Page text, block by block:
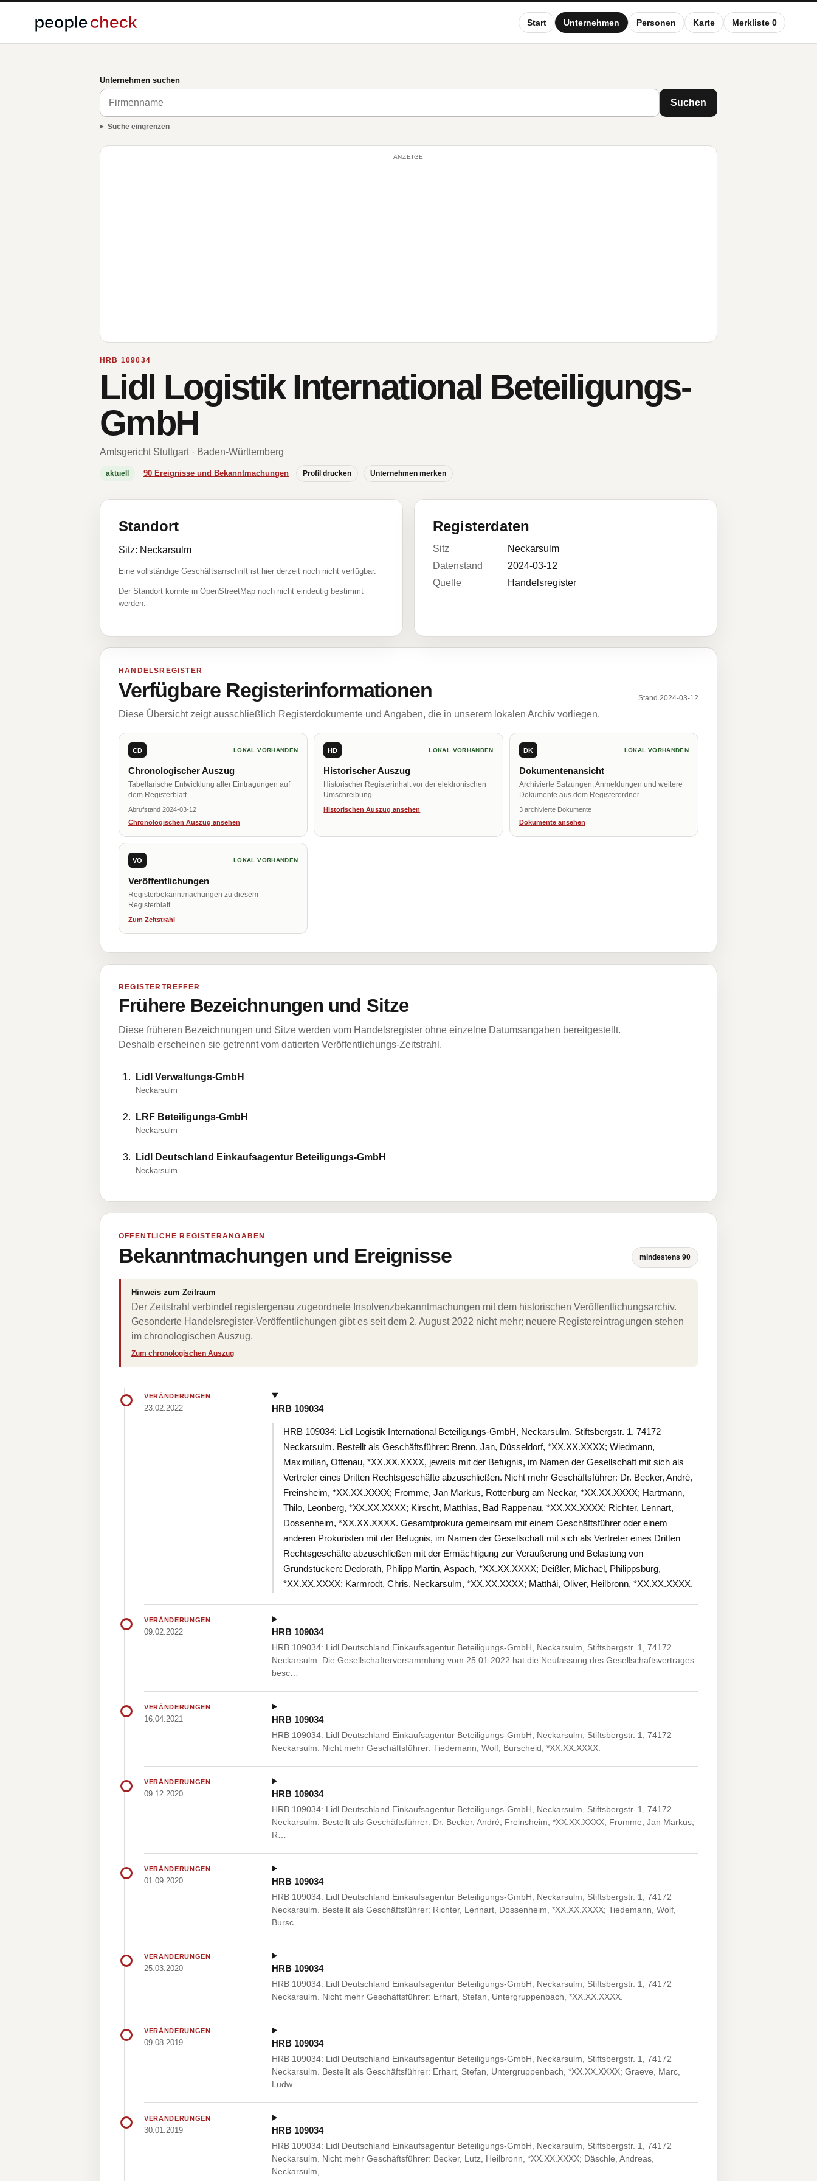
Start Unternehmen Personen Karte Merkliste 0
Unternehmen suchen
Suchen
Suche eingrenzen
ANZEIGE
HRB 109034
Lidl Logistik International Beteiligungs-
GmbH
Amtsgericht Stuttgart · Baden-Württemberg
aktuell 90 Ereignisse und Bekanntmachungen Profil drucken Unternehmen merken
Standort
Sitz: Neckarsulm
Eine vollständige Geschäftsanschrift ist hier derzeit noch nicht verfügbar.
Der Standort konnte in OpenStreetMap noch nicht eindeutig bestimmt
werden.
Registerdaten
Sitz
Neckarsulm
Datenstand
2024-03-12
Quelle
Handelsregister
HANDELSREGISTER
Verfügbare Registerinformationen Stand 2024-03-12
Diese Übersicht zeigt ausschließlich Registerdokumente und Angaben, die in unserem lokalen Archiv vorliegen.
CD LOKAL VORHANDEN
Chronologischer Auszug
Tabellarische Entwicklung aller Eintragungen auf
dem Registerblatt.
Abrufstand 2024-03-12
Chronologischen Auszug ansehen
HD LOKAL VORHANDEN
Historischer Auszug
Historischer Registerinhalt vor der elektronischen
Umschreibung.
Historischen Auszug ansehen
DK LOKAL VORHANDEN
Dokumentenansicht
Archivierte Satzungen, Anmeldungen und weitere
Dokumente aus dem Registerordner.
3 archivierte Dokumente
Dokumente ansehen
VÖ LOKAL VORHANDEN
Veröffentlichungen
Registerbekanntmachungen zu diesem
Registerblatt.
Zum Zeitstrahl
REGISTERTREFFER
Frühere Bezeichnungen und Sitze
Diese früheren Bezeichnungen und Sitze werden vom Handelsregister ohne einzelne Datumsangaben bereitgestellt.
Deshalb erscheinen sie getrennt vom datierten Veröffentlichungs-Zeitstrahl.
Lidl Verwaltungs-GmbH
Neckarsulm
LRF Beteiligungs-GmbH
Neckarsulm
Lidl Deutschland Einkaufsagentur Beteiligungs-GmbH
Neckarsulm
ÖFFENTLICHE REGISTERANGABEN
Bekanntmachungen und Ereignisse mindestens 90
Hinweis zum Zeitraum
Der Zeitstrahl verbindet registergenau zugeordnete Insolvenzbekanntmachungen mit dem historischen Veröffentlichungsarchiv.
Gesonderte Handelsregister-Veröffentlichungen gibt es seit dem 2. August 2022 nicht mehr; neuere Registereintragungen stehen
im chronologischen Auszug.
Zum chronologischen Auszug
VERÄNDERUNGEN
23.02.2022 HRB 109034
HRB 109034: Lidl Logistik International Beteiligungs-GmbH, Neckarsulm, Stiftsbergstr. 1, 74172
Neckarsulm. Bestellt als Geschäftsführer: Brenn, Jan, Düsseldorf, *XX.XX.XXXX; Wiedmann,
Maximilian, Offenau, *XX.XX.XXXX, jeweils mit der Befugnis, im Namen der Gesellschaft mit sich als
Vertreter eines Dritten Rechtsgeschäfte abzuschließen. Nicht mehr Geschäftsführer: Dr. Becker, André,
Freinsheim, *XX.XX.XXXX; Fromme, Jan Markus, Rottenburg am Neckar, *XX.XX.XXXX; Hartmann,
Thilo, Leonberg, *XX.XX.XXXX; Kirscht, Matthias, Bad Rappenau, *XX.XX.XXXX; Richter, Lennart,
Dossenheim, *XX.XX.XXXX. Gesamtprokura gemeinsam mit einem Geschäftsführer oder einem
anderen Prokuristen mit der Befugnis, im Namen der Gesellschaft mit sich als Vertreter eines Dritten
Rechtsgeschäfte abzuschließen mit der Ermächtigung zur Veräußerung und Belastung von
Grundstücken: Dedorath, Philipp Martin, Aspach, *XX.XX.XXXX; Deißler, Michael, Philippsburg,
*XX.XX.XXXX; Karmrodt, Chris, Neckarsulm, *XX.XX.XXXX; Matthäi, Oliver, Heilbronn, *XX.XX.XXXX.
VERÄNDERUNGEN
09.02.2022 HRB 109034
HRB 109034: Lidl Deutschland Einkaufsagentur Beteiligungs-GmbH, Neckarsulm, Stiftsbergstr. 1, 74172
Neckarsulm. Die Gesellschafterversammlung vom 25.01.2022 hat die Neufassung des Gesellschaftsvertrages
besc…
VERÄNDERUNGEN
16.04.2021 HRB 109034
HRB 109034: Lidl Deutschland Einkaufsagentur Beteiligungs-GmbH, Neckarsulm, Stiftsbergstr. 1, 74172
Neckarsulm. Nicht mehr Geschäftsführer: Tiedemann, Wolf, Burscheid, *XX.XX.XXXX.
VERÄNDERUNGEN
09.12.2020 HRB 109034
HRB 109034: Lidl Deutschland Einkaufsagentur Beteiligungs-GmbH, Neckarsulm, Stiftsbergstr. 1, 74172
Neckarsulm. Bestellt als Geschäftsführer: Dr. Becker, André, Freinsheim, *XX.XX.XXXX; Fromme, Jan Markus,
R…
VERÄNDERUNGEN
01.09.2020 HRB 109034
HRB 109034: Lidl Deutschland Einkaufsagentur Beteiligungs-GmbH, Neckarsulm, Stiftsbergstr. 1, 74172
Neckarsulm. Bestellt als Geschäftsführer: Richter, Lennart, Dossenheim, *XX.XX.XXXX; Tiedemann, Wolf,
Bursc…
VERÄNDERUNGEN
25.03.2020 HRB 109034
HRB 109034: Lidl Deutschland Einkaufsagentur Beteiligungs-GmbH, Neckarsulm, Stiftsbergstr. 1, 74172
Neckarsulm. Nicht mehr Geschäftsführer: Erhart, Stefan, Untergruppenbach, *XX.XX.XXXX.
VERÄNDERUNGEN
09.08.2019 HRB 109034
HRB 109034: Lidl Deutschland Einkaufsagentur Beteiligungs-GmbH, Neckarsulm, Stiftsbergstr. 1, 74172
Neckarsulm. Bestellt als Geschäftsführer: Erhart, Stefan, Untergruppenbach, *XX.XX.XXXX; Graeve, Marc,
Ludw…
VERÄNDERUNGEN
30.01.2019 HRB 109034
HRB 109034: Lidl Deutschland Einkaufsagentur Beteiligungs-GmbH, Neckarsulm, Stiftsbergstr. 1, 74172
Neckarsulm. Nicht mehr Geschäftsführer: Becker, Lutz, Heilbronn, *XX.XX.XXXX; Däschle, Andreas,
Neckarsulm,…